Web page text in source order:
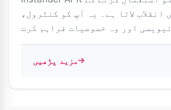
انقلاب لاتا ہے۔ یہ آپ کو کنٹرول،
مزید پڑھیں